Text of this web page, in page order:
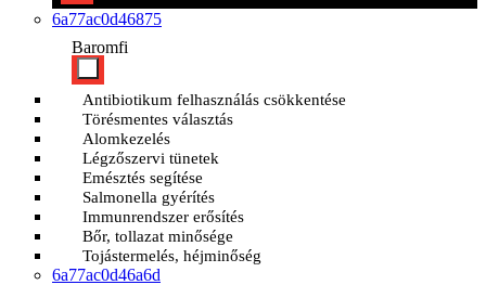
6a77ac0d46875
Baromfi
Antibiotikum felhasználás csökkentése
Törésmentes választás
Alomkezelés
Légzőszervi tünetek
Emésztés segítése
Salmonella gyérítés
Immunrendszer erősítés
Bőr, tollazat minősége
Tojástermelés, héjminőség
6a77ac0d46a6d